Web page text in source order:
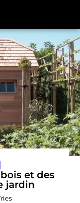
et des
jardin